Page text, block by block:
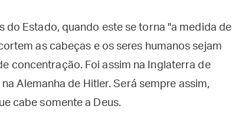
Estado, quando este se torna "a medida de
as cabeças e os seres humanos sejam
concentração. Foi assim na Inglaterra de
Alemanha de Hitler. Será sempre assim,
cabe somente a Deus.